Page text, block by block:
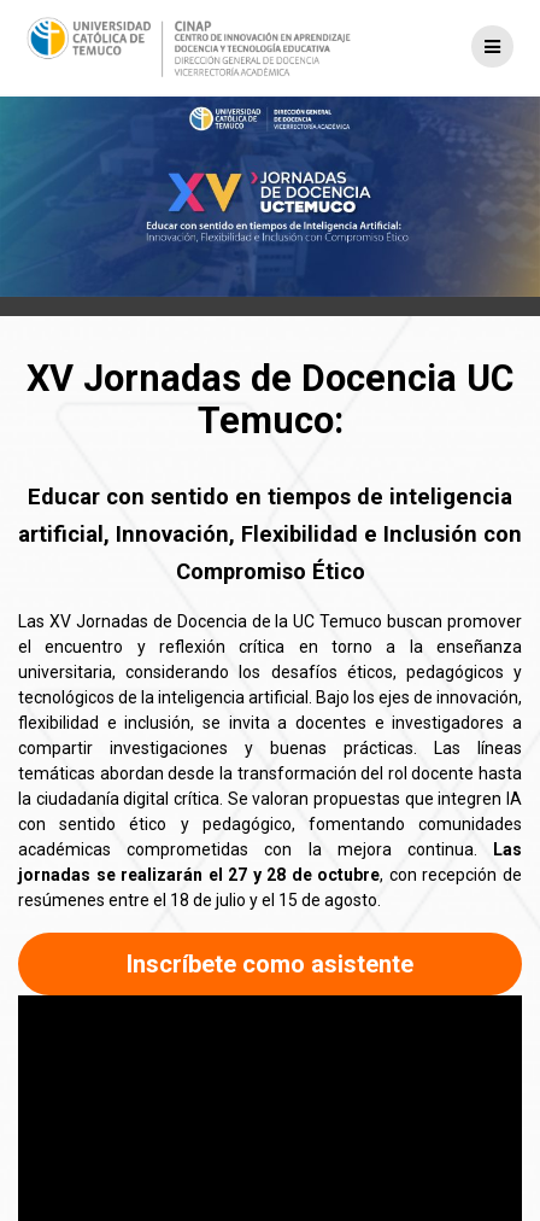
al
contenido
XV Jornadas de Docencia UC
Temuco:
Educar con sentido en tiempos de inteligencia
artificial, Innovación, Flexibilidad e Inclusión con
Compromiso Ético
Las XV Jornadas de Docencia de la UC Temuco buscan promover
el encuentro y reflexión crítica en torno a la enseñanza
universitaria, considerando los desafíos éticos, pedagógicos y
tecnológicos de la inteligencia artificial. Bajo los ejes de innovación,
flexibilidad e inclusión, se invita a docentes e investigadores a
compartir investigaciones y buenas prácticas. Las líneas
temáticas abordan desde la transformación del rol docente hasta
la ciudadanía digital crítica. Se valoran propuestas que integren IA
con sentido ético y pedagógico, fomentando comunidades
académicas comprometidas con la mejora continua.
Las
jornadas se realizarán el 27 y 28 de octubre, con recepción de
resúmenes entre el 18 de julio y el 15 de agosto.
Inscríbete como asistente